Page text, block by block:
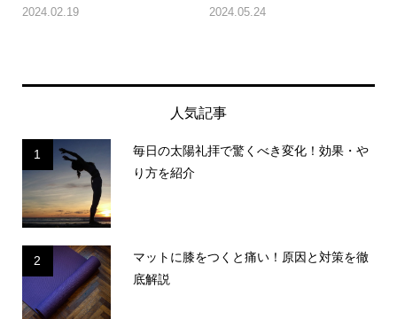
2024.02.19 2024.05.24
人気記事
1
毎日の太陽礼拝で驚くべき変化！効果・や
り方を紹介
2
マットに膝をつくと痛い！原因と対策を徹
底解説